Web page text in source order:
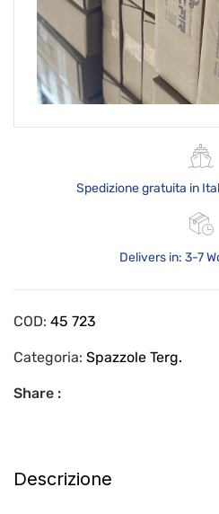
Spedizione gratuita in
Delivers in: 3-7
COD: 45 723
Categoria: Spazzole Terg.
Share :
Descrizione